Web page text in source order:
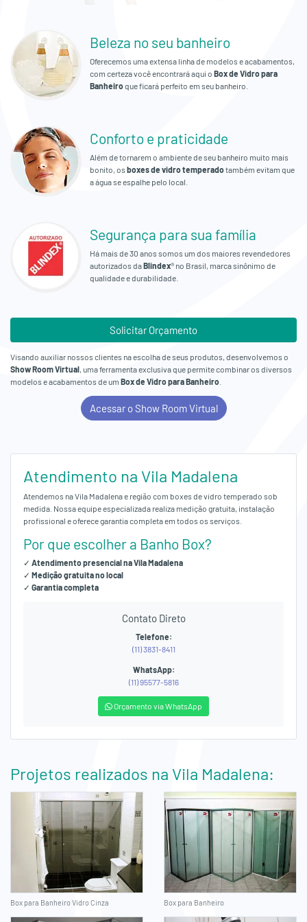
Orçamento
Fale
Conosco
Beleza no seu banheiro
Oferecemos uma extensa linha de modelos e acabamentos,
com certeza você encontrará aqui o Box de Vidro para
Banheiroque ficará perfeito em seu banheiro.
Conforto e praticidade
Além de tornarem o ambiente de seu banheiro muito mais
bonito, os boxes de vidro temperadotambém evitam que
a água se espalhe pelo local.
Segurança para sua família
Há mais de 30 anos somos um dos maiores revendedores
autorizados daBlindex® no Brasil, marca sinônimo de
qualidade e durabilidade.
Solicitar Orçamento
Visando auxiliar nossos clientes na escolha de seus produtos, desenvolvemos o
Show Room Virtual , uma ferramenta exclusiva que permite combinar os diversos
modelos e acabamentos de um Box de Vidro para Banheiro
Acessar o Show Room Virtual
Atendimento na Vila Madalena
Atendemos na Vila Madalena e região com boxes de vidro temperado sob
medida. Nossa equipe especializada realiza medição gratuita, instalação
profissional e oferece garantia completa em todos os serviços.
Por que escolher a Banho Box?
✓ Atendimento presencial na Vila Madalena
✓ Medição gratuita no local
✓ Garantia completa
Contato Direto
Telefone:
(11) 3831-8411
WhatsApp:
(11) 95577-5816
Orçamento via WhatsApp
Projetos realizados na Vila Madalena:
Box para Banheiro Vidro Cinza Box para Banheiro